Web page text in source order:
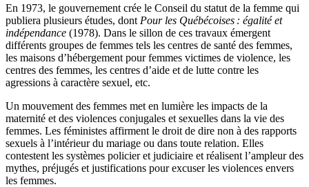
En 1973, le gouvernement crée le Conseil du statut de la femme qui
publiera plusieurs études, dont Pour les Québécoises : égalité et
indépendance (1978). Dans le sillon de ces travaux émergent
différents groupes de femmes tels les centres de santé des femmes,
les maisons d’hébergement pour femmes victimes de violence, les
centres des femmes, les centres d’aide et de lutte contre les
agressions à caractère sexuel, etc.
Un mouvement des femmes met en lumière les impacts de la
maternité et des violences conjugales et sexuelles dans la vie des
femmes. Les féministes affirment le droit de dire non à des rapports
sexuels à l’intérieur du mariage ou dans toute relation. Elles
contestent les systèmes policier et judiciaire et réalisent l’ampleur des
mythes, préjugés et justifications pour excuser les violences envers
les femmes.